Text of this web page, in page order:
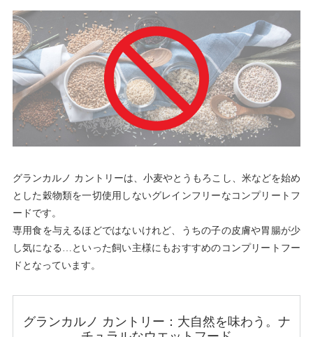
グランカルノ カントリーは、小麦やとうもろこし、米などを始め
とした穀物類を一切使用しないグレインフリーなコンプリートフ
ードです。
専用食を与えるほどではないけれど、うちの子の皮膚や胃腸が少
し気になる…といった飼い主様にもおすすめのコンプリートフー
ドとなっています。
グランカルノ カントリー：大自然を味わう。ナ